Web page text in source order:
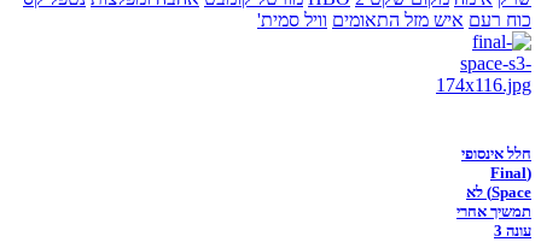
כוח רעם איש מזל התאומים וויל סמית'
חלל אינסופי
(Final
Space) לא
תמשיך אחרי
עונה 3